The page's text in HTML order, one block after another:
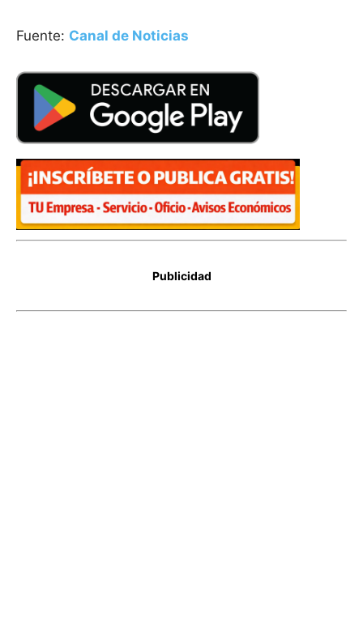
Fuente: Canal de Noticias
Publicidad